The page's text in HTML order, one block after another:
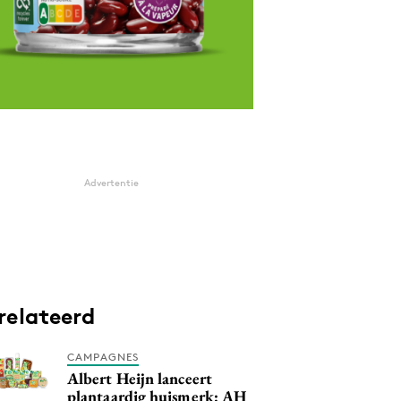
Advertentie
CAMPAGNES
Albert Heijn lanceert
plantaardig huismerk: AH